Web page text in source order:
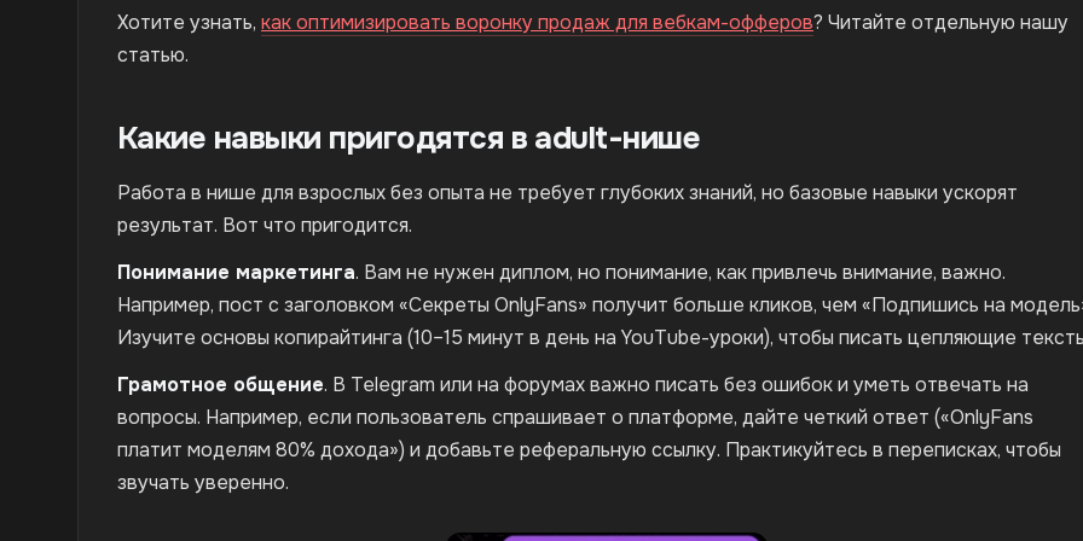
Хотите узнать, как оптимизировать воронку продаж для вебкам-офферов? Читайте отдельную нашу
статью.
Какие навыки пригодятся в adult-нише
Работа в нише для взрослых без опыта не требует глубоких знаний, но базовые навыки ускорят
результат. Вот что пригодится.
Понимание маркетинга. Вам не нужен диплом, но понимание, как привлечь внимание, важно.
Например, пост с заголовком «Секреты OnlyFans» получит больше кликов, чем «Подпишись на
Изучите основы копирайтинга (10–15 минут в день на YouTube-уроки), чтобы писать цепляющие
Грамотное общение. В Telegram или на форумах важно писать без ошибок и уметь отвечать на
вопросы. Например, если пользователь спрашивает о платформе, дайте четкий ответ («OnlyFans
платит моделям 80% дохода») и добавьте реферальную ссылку. Практикуйтесь в переписках, чтобы
звучать уверенно.